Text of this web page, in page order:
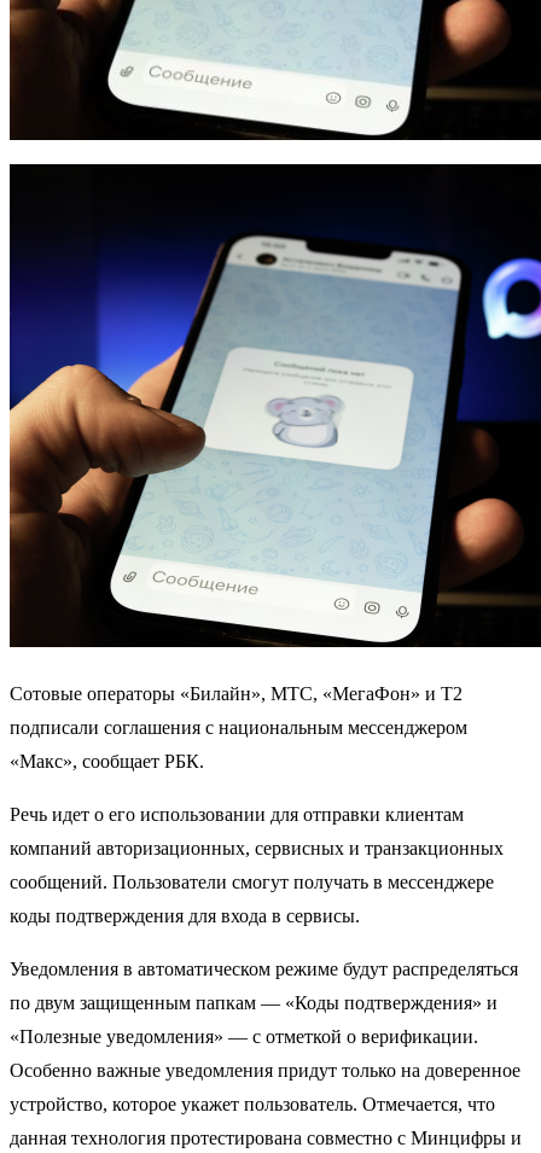
Сотовые операторы «Билайн», МТС, «МегаФон» и Т2
подписали соглашения с национальным мессенджером
«Макс», сообщает РБК.
Речь идет о его использовании для отправки клиентам
компаний авторизационных, сервисных и транзакционных
сообщений. Пользователи смогут получать в мессенджере
коды подтверждения для входа в сервисы.
Уведомления в автоматическом режиме будут распределяться
по двум защищенным папкам — «Коды подтверждения» и
«Полезные уведомления» — с отметкой о верификации.
Особенно важные уведомления придут только на доверенное
устройство, которое укажет пользователь. Отмечается, что
данная технология протестирована совместно с Минцифры и